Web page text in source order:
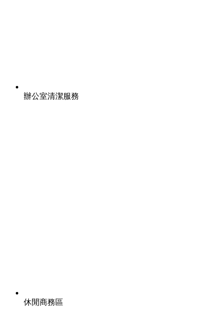
辦公室清潔服務
休閒商務區